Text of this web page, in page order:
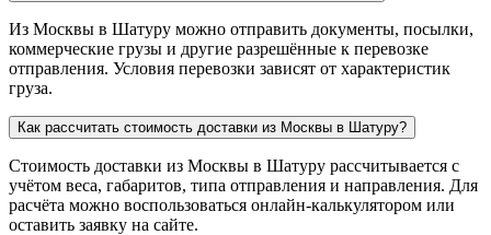
Из Москвы в Шатуру можно отправить документы, посылки,
коммерческие грузы и другие разрешённые к перевозке
отправления. Условия перевозки зависят от характеристик
груза.
Как рассчитать стоимость доставки из Москвы в Шатуру?
Стоимость доставки из Москвы в Шатуру рассчитывается с
учётом веса, габаритов, типа отправления и направления. Для
расчёта можно воспользоваться онлайн-калькулятором или
оставить заявку на сайте.